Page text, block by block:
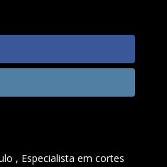
, Especialista em cortes